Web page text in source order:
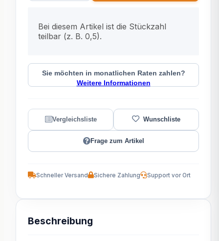
Bei diesem Artikel ist die Stückzahl
teilbar (z. B. 0,5).
Sie möchten in monatlichen Raten zahlen?
Weitere Informationen
Frage zum Artikel
Schneller Versand Sichere Zahlung Support vor Ort
Beschreibung